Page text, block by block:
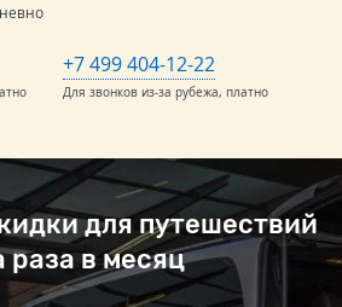
+7 499 404-12-22
Для звонков из-за рубежа, платно
для путешествий
раза в месяц